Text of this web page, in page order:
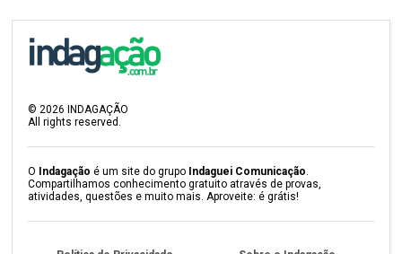
©2026 INDAGAÇÃO
All rights reserved.
O Indagação é um site do grupo Indaguei Comunicação.
Compartilhamos conhecimento gratuito através de provas,
atividades, questões e muito mais. Aproveite: é grátis!